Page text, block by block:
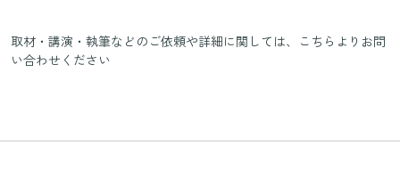
取材・講演・執筆などのご依頼や詳細に関しては、
こちらよりお問
い合わせください